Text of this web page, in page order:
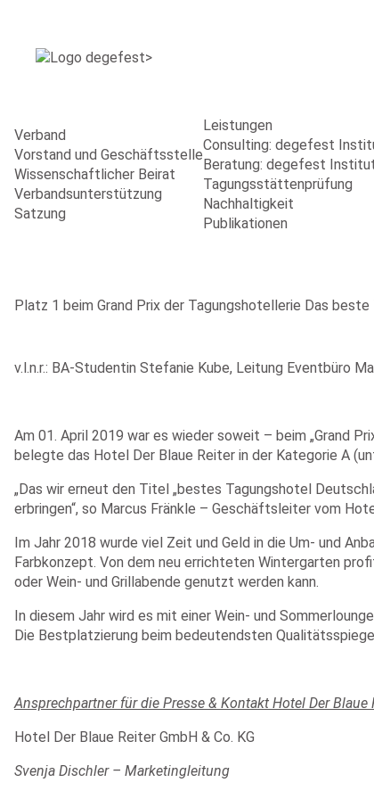
Verband
Vorstand und Geschäftsstelle
Wissenschaftlicher Beirat
Verbandsunterstützung
Satzung
Leistungen
Consulting: degefest
Beratung: degefest
Tagungsstättenprüfung
Nachhaltigkeit
Publikationen
Platz 1 beim Grand Prix der Tagungshotellerie Das
v.l.n.r.: BA-Studentin Stefanie Kube, Leitung Eventbüro
Am 01. April 2019 war es wieder soweit – beim „Grand
belegte das Hotel Der Blaue Reiter in der Kategorie A
„Das wir erneut den Titel „bestes Tagungshotel
erbringen“, so Marcus Fränkle – Geschäftsleiter vom
Im Jahr 2018 wurde viel Zeit und Geld in die Um- und
Farbkonzept. Von dem neu errichteten Wintergarten
oder Wein- und Grillabende genutzt werden kann.
In diesem Jahr wird es mit einer Wein- und
Die Bestplatzierung beim bedeutendsten
Ansprechpartner für die Presse & Kontakt Hotel Der Blaue
Hotel Der Blaue Reiter GmbH & Co. KG
Svenja Dischler –